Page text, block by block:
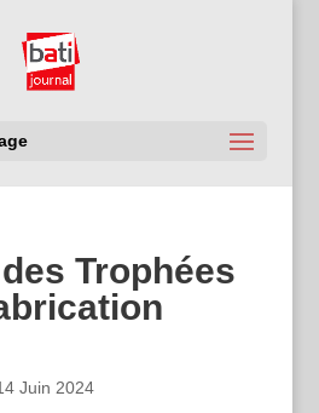
Trophées
Juin 2024